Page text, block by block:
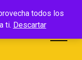
todos los
ti. Descartar